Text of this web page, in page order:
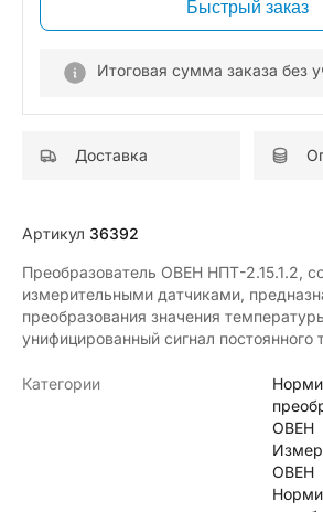
Быстрый заказ
Итоговая сумма заказа без
Доставка
Артикул 36392
Преобразователь ОВЕН НПТ-2.15.1.2,
измерительными датчиками,
преобразования значения
унифицированный сигнал
Категории
ОВЕН
ОВЕН